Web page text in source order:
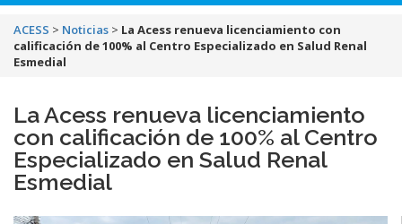
ACESS > Noticias > La Acess renueva licenciamiento con
calificación de 100% al Centro Especializado en Salud Renal
Esmedial
La Acess renueva licenciamiento
con calificación de 100% al Centro
Especializado en Salud Renal
Esmedial